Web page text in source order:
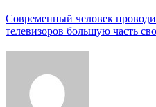
Современный человек
телевизоров большую часть